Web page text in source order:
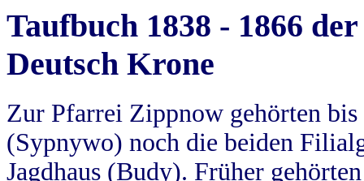
Taufbuch 1838 - 1866
Deutsch Krone
Zur Pfarrei Zippnow gehörten
(Sypnywo) noch die beiden
Jagdhaus (Budy). Früher